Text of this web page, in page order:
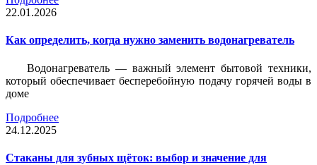
22.01.2026
Как определить, когда нужно заменить водонагреватель
Водонагреватель — важный элемент бытовой техники,
который обеспечивает бесперебойную подачу горячей воды в
доме
Подробнее
24.12.2025
Стаканы для зубных щёток: выбор и значение для